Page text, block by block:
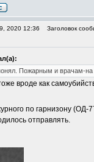
2020 12:36 Заголовок
Пожарным и врачам-
вроде как
по гарнизону (ОД-
отправлять.